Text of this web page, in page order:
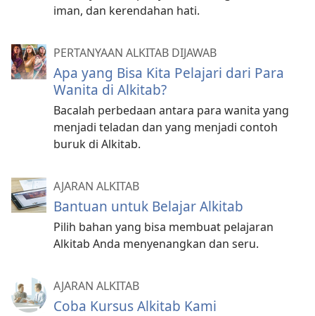
iman, dan kerendahan hati.
PERTANYAAN ALKITAB DIJAWAB
Apa yang Bisa Kita Pelajari dari Para
Wanita di Alkitab?
Bacalah perbedaan antara para wanita yang
menjadi teladan dan yang menjadi contoh
buruk di Alkitab.
AJARAN ALKITAB
Bantuan untuk Belajar Alkitab
Pilih bahan yang bisa membuat pelajaran
Alkitab Anda menyenangkan dan seru.
AJARAN ALKITAB
Coba Kursus Alkitab Kami